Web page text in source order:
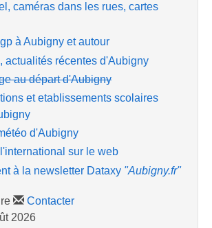
caméras dans les rues, cartes
à Aubigny et autour
actualités récentes d'Aubigny
au départ d'Aubigny
et etablissements scolaires
d'Aubigny
sur le web
à la newsletter Dataxy "Aubigny.fr"
Contacter
2026